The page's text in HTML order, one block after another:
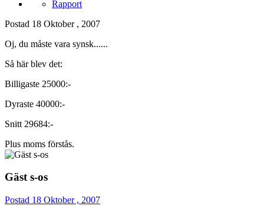
Rapport
Postad 18 Oktober , 2007
Oj, du måste vara synsk......
Så här blev det:
Billigaste 25000:-
Dyraste 40000:-
Snitt 29684:-
Plus moms förstås.
Gäst s-os
Postad 18 Oktober , 2007